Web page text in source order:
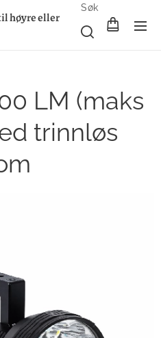
høyre eller
Søk
LM (maks
trinnløs